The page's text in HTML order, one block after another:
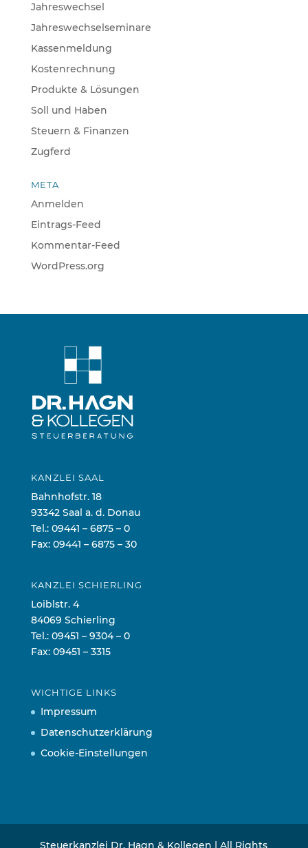
Jahreswechsel
Jahreswechselseminare
Kassenmeldung
Kostenrechnung
Produkte & Lösungen
Soll und Haben
Steuern & Finanzen
Zugferd
META
Anmelden
Eintrags-Feed
Kommentar-Feed
WordPress.org
KANZLEI SAAL
Bahnhofstr. 18
93342 Saal a. d. Donau
Tel.: 09441 – 6875 – 0
Fax: 09441 – 6875 – 30
KANZLEI SCHIERLING
Loiblstr. 4
84069 Schierling
Tel.: 09451 – 9304 – 0
Fax: 09451 – 3315
WICHTIGE LINKS
Impressum
Datenschutzerklärung
Cookie-Einstellungen
Steuerkanzlei Dr. Hagn & Kollegen | All Rights